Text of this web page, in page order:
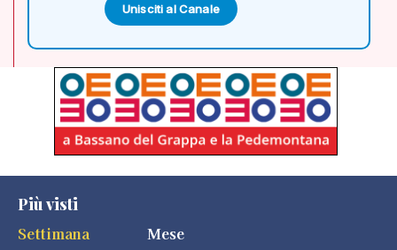
Unisciti al Canale
Più visti
Settimana
Mese